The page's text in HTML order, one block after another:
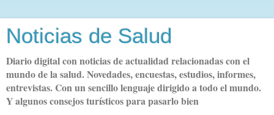
Noticias de Salud
Diario digital con noticias de actualidad relacionadas con el
mundo de la salud. Novedades, encuestas, estudios, informes,
entrevistas. Con un sencillo lenguaje dirigido a todo el mundo.
Y algunos consejos turísticos para pasarlo bien